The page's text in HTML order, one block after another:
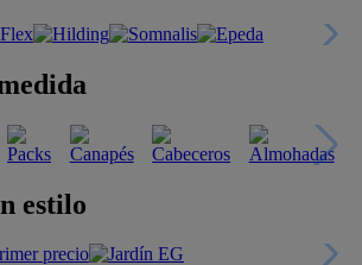
estilo